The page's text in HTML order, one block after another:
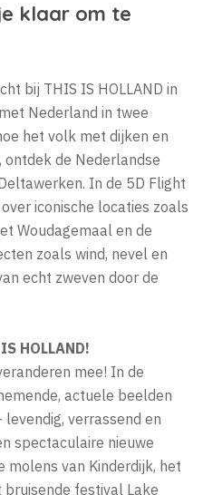
klaar om te
bij THIS IS HOLLAND in
Nederland in twee
het volk met dijken en
ontdek de Nederlandse
In de 5D Flight
iconische locaties zoals
Woudagemaal en de
zoals wind, nevel en
echt zweven door de
HOLLAND!
mee! In de
actuele beelden
verrassend en
spectaculaire nieuwe
molens van Kinderdijk, het
festival Lake